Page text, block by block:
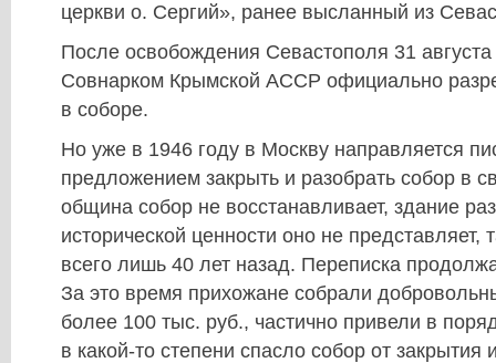
церкви о. Сергий», ранее высланный из
После освобождения Севастополя 31 августа
Совнарком Крымской АССР официально
в соборе.
Но уже в 1946 году в Москву направляется
предложением закрыть и разобрать собор в
община собор не восстанавливает, здание
исторической ценности оно не представляет,
всего лишь 40 лет назад. Переписка
За это время прихожане собрали
более 100 тыс. руб., частично привели в
в какой-то степени спасло собор от закрытия